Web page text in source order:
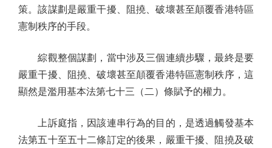
策。該謀劃是嚴重干擾、阻撓、破壞甚至顛覆香港特區
憲制秩序的手段。
綜觀整個謀劃，當中涉及三個連續步驟，最終是要
嚴重干擾、阻撓、破壞甚至顛覆香港特區憲制秩序，這
顯然是濫用基本法第七十三（二）條賦予的權力。
上訴庭指，因該連串行為的目的，是透過觸發基本
法第五十至五十二條訂定的後果，嚴重干擾、阻撓及破